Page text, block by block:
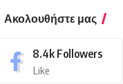
Ακολουθήστε μας
8.4k Followers
Like